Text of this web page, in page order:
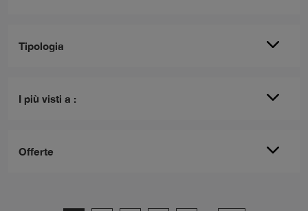
Tipologia
I più visti a :
Offerte